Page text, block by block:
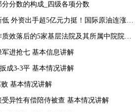
分数的构成_四级各项分数
5亿元力挺！国际原油连涨两周 “聪明资金”加仓能源行业
后的5家基层法院及其所属中院院长|当前焦点
进抢七 基本信息讲解
成3-3平 基本情况讲解
基本情况讲解
异性有偿陪侍被查 基本情况讲解